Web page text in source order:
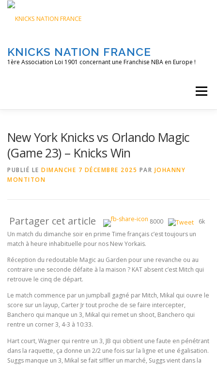
Aller
contenu
KNICKS NATION FRANCE
1ère Association Loi 1901 concernant une Franchise NBA en Europe !
Menu
New York Knicks vs Orlando Magic
(Game 23) – Knicks Win
PUBLIÉ LE DIMANCHE 7 DÉCEMBRE 2025 PAR JOHANNY
MONTITON
Partager cet article 8000
6k
Un match du dimanche soir en prime Time français c’est toujours un
match à heure inhabituelle pour nos New Yorkais.
Réception du redoutable Magic au Garden pour une revanche ou au
contraire une seconde défaite à la maison ? KAT absent c’est Mitch qui
retrouve le cinq de départ.
Le match commence par un jumpball gagné par Mitch, Mikal qui ouvre le
score sur un layup, Carter Jr tout proche de se faire intercepter,
Banchero qui manque un 3, Mikal qui remet un shoot, Banchero qui
rentre un corner 3, 4-3 à 10:33.
Hart court, Wagner qui rentre un 3, JB qui obtient une faute en pénétrant
dans la raquette, ça donne un 2/2 une fois sur la ligne et une égalisation.
Suggs manque un 3, Mikal se fait siffler un marché, Suggs vient dans la